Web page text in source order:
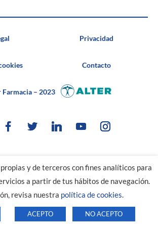
Privacidad
Contacto
– 2023
y de terceros con fines analíticos para
a partir de tus hábitos de navegación.
revisa nuestra política de cookies.
ACEPTO NO ACEPTO